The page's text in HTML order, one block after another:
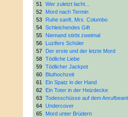
51
Wer zuletzt lacht...
52
Mord nach Termin
53
Ruhe sanft, Mrs. Columbo
54
Schleichendes Gift
55
Niemand stirbt zweimal
56
Luzifers Schüler
57
Der erste und der letzte Mord
58
Tödliche Liebe
59
Tödlicher Jackpot
60
Bluthochzeit
61
Ein Spatz in der Hand
62
Ein Toter in der Heizdecke
63
Todesschüsse auf dem
64
Undercover
65
Mord unter Brüdern